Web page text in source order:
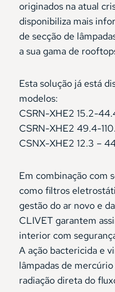
originados na atual
disponibiliza mais
de secção de
a sua gama de
Esta solução já está
modelos:
CSRN-XHE2 15.2-
CSRN-XHE2 49.4-
CSNX-XHE2 12.3 –
Em combinação com
como filtros
gestão do ar novo e
CLIVET garantem
interior com
A ação bactericida e
lâmpadas de
radiação direta do